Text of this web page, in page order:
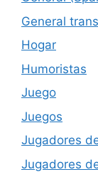
General
Hogar
Humoristas
Juego
Juegos
Jugadores
Jugadores